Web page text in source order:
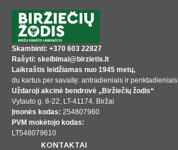
Skambinti: +370 603 22827
Rašyti: skelbimai@birzietis.lt
Laikraštis leidžiamas nuo 1945 metų,
du kartus per savaitę: antradieniais ir penktadieniais.
Uždaroji akcinė bendrovė „Biržiečių žodis“
Vytauto g. 8-22, LT-41174. Biržai
Įmonės kodas: 254807960
PVM mokėtojo kodas:
LT548079610
KONTAKTAI